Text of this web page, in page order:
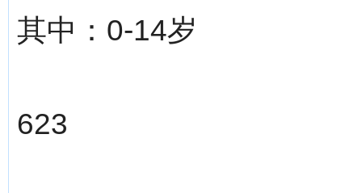
其中：0-14岁
623